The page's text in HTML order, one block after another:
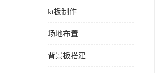
kt板制作
场地布置
背景板搭建